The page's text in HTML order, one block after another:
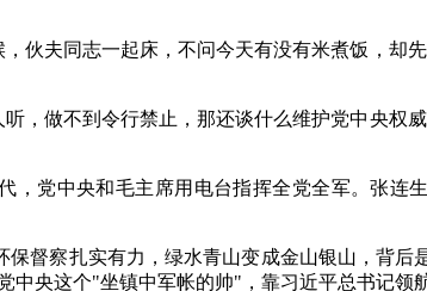
伙夫同志一起床，不问今天有没有米煮饭，却
做不到令行禁止，那还谈什么维护党中央权
党中央和毛主席用电台指挥全党全军。张连
督察扎实有力，绿水青山变成金山银山，背
央这个"坐镇中军帐的帅"，靠习近平总书记领